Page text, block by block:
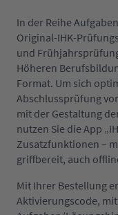
In der Reihe
Original-IHK-
und
Höheren
Format. Um sich
Abschlussprüfung
mit der Gestaltung
nutzen Sie die App
Zusatzfunktionen –
griffbereit, auch
Mit Ihrer Bestellung
Aktivierungscode,